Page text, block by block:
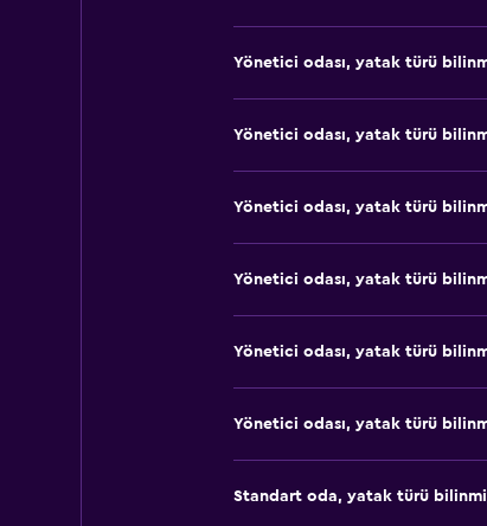
Yönetici odası, yatak türü
Yönetici odası, yatak türü
Yönetici odası, yatak türü
Yönetici odası, yatak türü
Yönetici odası, yatak türü
Yönetici odası, yatak türü
Standart oda, yatak türü